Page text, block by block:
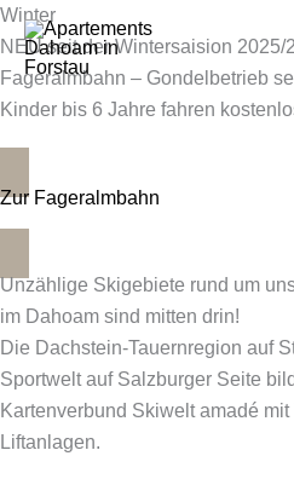
Skip
to
content
Winter
NEU seit der Wintersaision 2025/
Fageralmbahn – Gondelbetrieb
Kinder bis 6 Jahre fahren
Zur Fageralmbahn
Unzählige Skigebiete rund um
im Dahoam sind mitten drin!
Die Dachstein-Tauernregion auf
Sportwelt auf Salzburger Seite
Kartenverbund Skiwelt amadé
Liftanlagen.